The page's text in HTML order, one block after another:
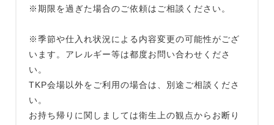
※期限を過ぎた場合のご依頼はご相談ください。
※季節や仕入れ状況による内容変更の可能性がござ
います。アレルギー等は都度お問い合わせくださ
い。
TKP会場以外をご利用の場合は、別途ご相談くださ
い。
お持ち帰りに関しましては衛生上の観点からお断り